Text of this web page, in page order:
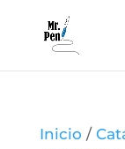
Inicio /